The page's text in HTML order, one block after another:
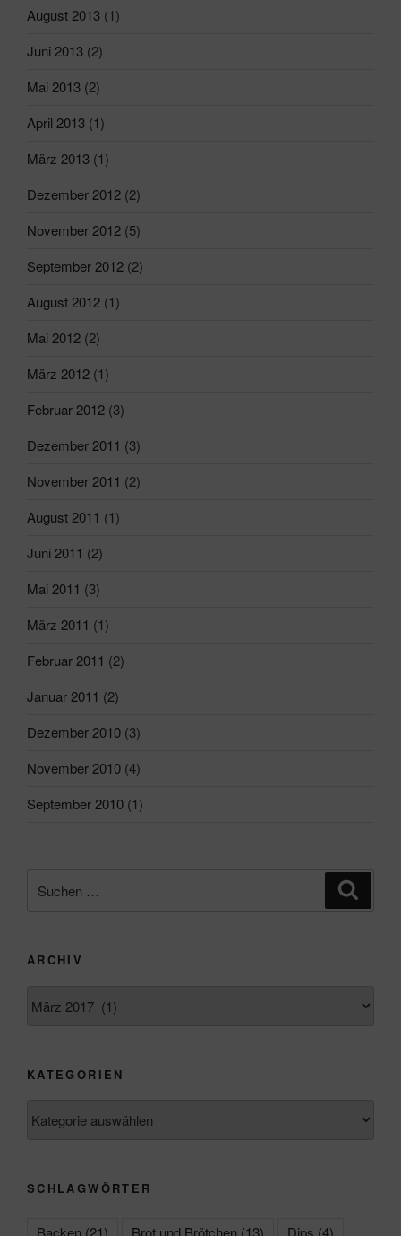
August 2013 (1)
Juni 2013 (2)
Mai 2013 (2)
April 2013 (1)
März 2013 (1)
Dezember 2012 (2)
November 2012 (5)
September 2012 (2)
August 2012 (1)
Mai 2012 (2)
März 2012 (1)
Februar 2012 (3)
Dezember 2011 (3)
November 2011 (2)
August 2011 (1)
Juni 2011 (2)
Mai 2011 (3)
März 2011 (1)
Februar 2011 (2)
Januar 2011 (2)
Dezember 2010 (3)
November 2010 (4)
September 2010 (1)
nach:
ARCHIV
KATEGORIEN
SCHLAGWÖRTER
Backen (21) Brot und Brötchen (13) Dips (4)